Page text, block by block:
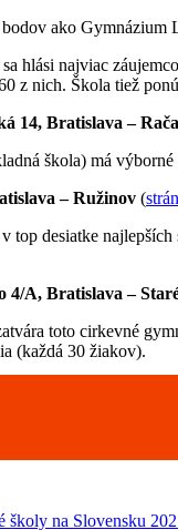
ako Gymnázium
hlási najviac
z nich. Škola tiež
14, Bratislava – Rača
škola) má
– Ružinov (
top desiatke
4/A, Bratislava –
toto cirkevné
(každá 30 žiakov).
školy na Slovensku